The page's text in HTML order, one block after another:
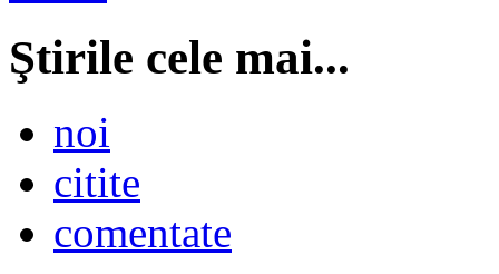
Ştirile cele mai...
noi
citite
comentate